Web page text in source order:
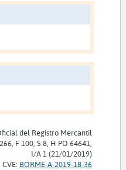
del Registro Mercantil
F 100, S 8, H PO 64641,
I/A 1 (21/01/2019)
CVE: BORME-A-2019-18-36